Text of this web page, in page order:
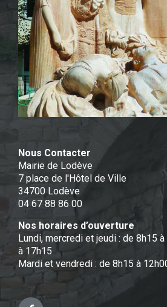
Nous Contacter
Mairie de Lodève
7 place de l'Hôtel de Ville
34700 Lodève
04 67 88 86 00
Nos horaires d’ouverture
Lundi, mercredi et jeudi : de 8h15
à 17h15
Mardi et vendredi : de 8h15 à